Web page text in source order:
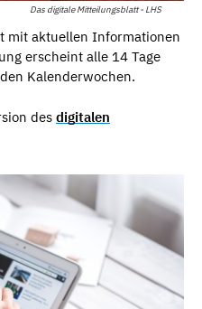
Das digitale Mitteilungsblatt - LHS
mit aktuellen Informationen
erscheint alle 14 Tage
Kalenderwochen.
des digitalen